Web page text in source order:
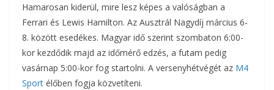
Hamarosan kiderül, mire lesz képes a valóságban a
Ferrari és Lewis Hamilton. Az Ausztrál Nagydíj március 6-
8. között esedékes. Magyar idő szerint szombaton 6:00-
kor kezdődik majd az időmérő edzés, a futam pedig
vasárnap 5:00-kor fog startolni. A versenyhétvégét az M4
Sport élőben fogja közvetíteni.